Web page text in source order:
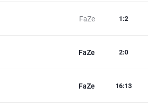
FaZe 1 :2
FaZe 2:0
FaZe 16:13